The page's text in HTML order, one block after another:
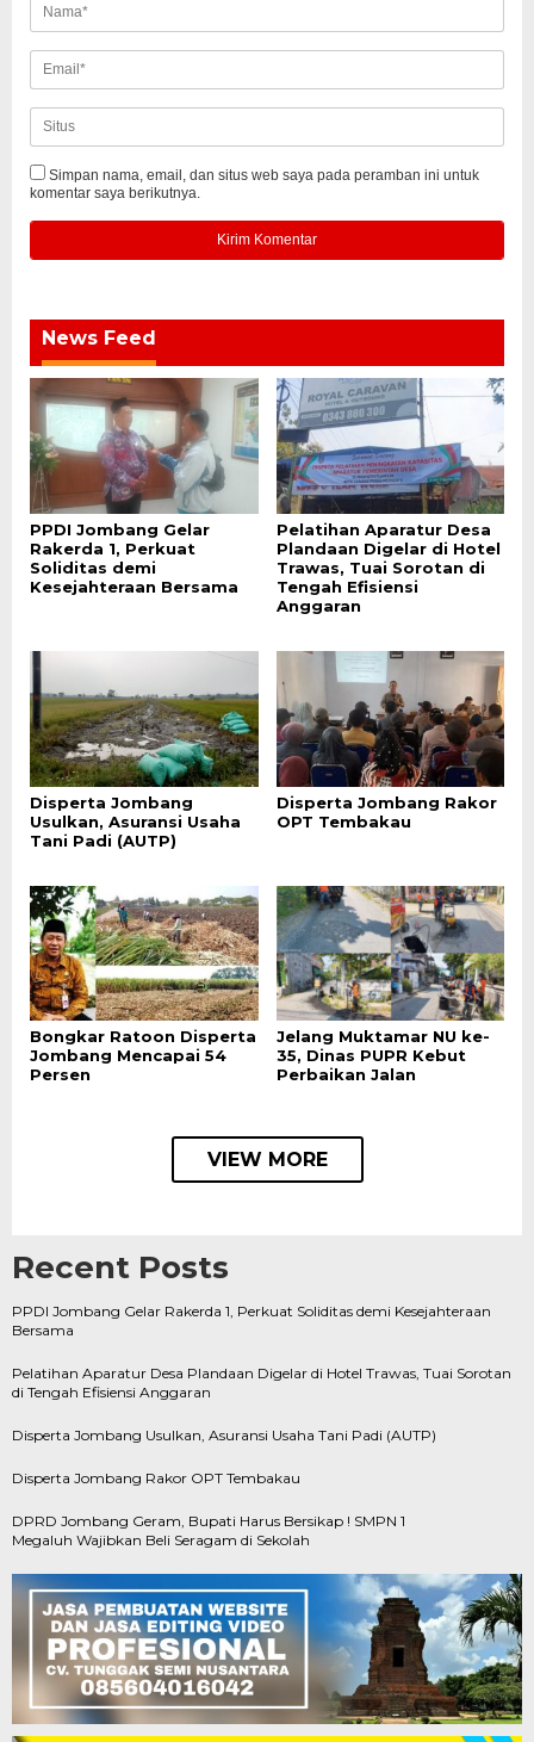
Simpan nama, email, dan situs web saya pada peramban ini untuk
komentar saya berikutnya.
News Feed
PPDI Jombang Gelar
Rakerda 1, Perkuat
Soliditas demi
Kesejahteraan Bersama
Pelatihan Aparatur Desa
Plandaan Digelar di Hotel
Trawas, Tuai Sorotan di
Tengah Efisiensi
Anggaran
Disperta Jombang
Usulkan, Asuransi Usaha
Tani Padi (AUTP)
Disperta Jombang Rakor
OPT Tembakau
Bongkar Ratoon Disperta
Jombang Mencapai 54
Persen
Jelang Muktamar NU ke-
35, Dinas PUPR Kebut
Perbaikan Jalan
VIEW MORE
Recent Posts
PPDI Jombang Gelar Rakerda 1, Perkuat Soliditas demi Kesejahteraan
Bersama
Pelatihan Aparatur Desa Plandaan Digelar di Hotel Trawas, Tuai Sorotan
di Tengah Efisiensi Anggaran
Disperta Jombang Usulkan, Asuransi Usaha Tani Padi (AUTP)
Disperta Jombang Rakor OPT Tembakau
DPRD Jombang Geram, Bupati Harus Bersikap ! SMPN 1
Megaluh Wajibkan Beli Seragam di Sekolah